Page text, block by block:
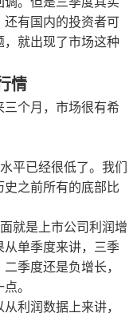
有国内的投资者可
就出现了市场这种
情
个月，市场很有希
平已经很低了。我们
之前所有的底部比
就是上市公司利润增
单季度来讲，三季
季度还是负增长，
。
利润数据上来讲，